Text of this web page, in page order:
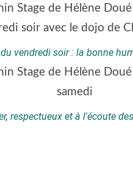
vendredi soir : la bonne
respectueux et à l'écoute